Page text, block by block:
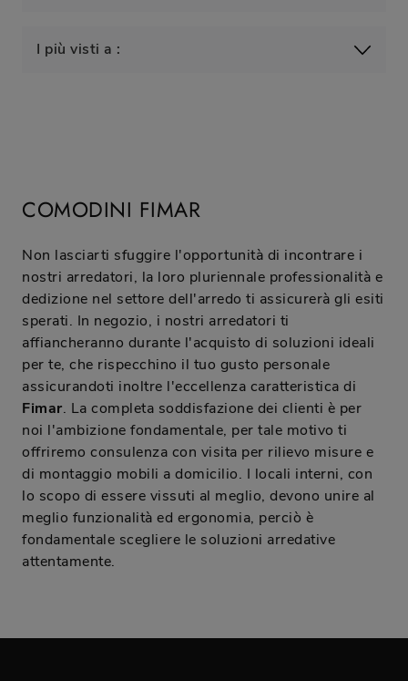
I più visti a :
COMODINI FIMAR
Non lasciarti sfuggire l'opportunità di incontrare i
nostri arredatori, la loro pluriennale professionalità e
dedizione nel settore dell'arredo ti assicurerà gli esiti
sperati. In negozio, i nostri arredatori ti
affiancheranno durante l'acquisto di soluzioni ideali
per te, che rispecchino il tuo gusto personale
assicurandoti inoltre l'eccellenza caratteristica di
Fimar. La completa soddisfazione dei clienti è per
noi l'ambizione fondamentale, per tale motivo ti
offriremo consulenza con visita per rilievo misure e
di montaggio mobili a domicilio. I locali interni, con
lo scopo di essere vissuti al meglio, devono unire al
meglio funzionalità ed ergonomia, perciò è
fondamentale scegliere le soluzioni arredative
attentamente.